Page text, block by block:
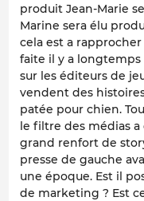
produit Jean-Marie
Marine sera élu
cela est a
faite il y a longtemps
sur les éditeurs de
vendent des
patée pour chien.
le filtre des médias
grand renfort de
presse de gauche
une époque. Est il
de marketing ? Est